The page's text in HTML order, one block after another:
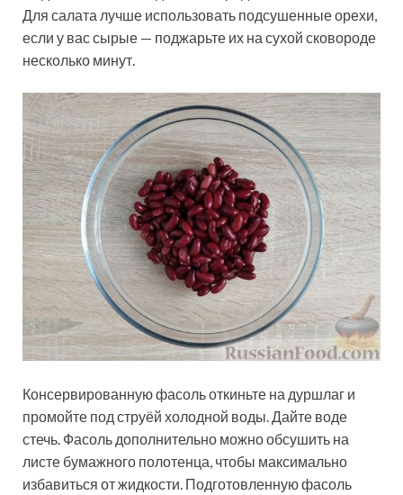
Для салата лучше использовать подсушенные орехи,
если у вас сырые — поджарьте их на сухой сковороде
несколько минут.
Консервированную фасоль откиньте на дуршлаг и
промойте под струёй холодной воды. Дайте воде
стечь. Фасоль дополнительно можно обсушить на
листе бумажного полотенца, чтобы максимально
избавиться от жидкости. Подготовленную фасоль